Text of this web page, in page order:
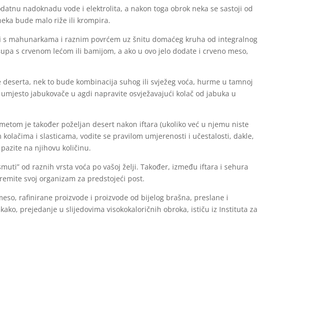
nadoknadu vode i elektrolita, a nakon toga obrok neka se sastoji od
bude malo riže ili krompira.
mahunarkama i raznim povrćem uz šnitu domaćeg kruha od integralnog
s crvenom lećom ili bamijom, a ako u ovo jelo dodate i crveno meso,
nek to bude kombinacija suhog ili svježeg voća, hurme u tamnoj
jabukovače u agdi napravite osvježavajući kolač od jabuka u
je također poželjan desert nakon iftara (ukoliko već u njemu niste
i slasticama, vodite se pravilom umjerenosti i učestalosti, dakle,
na njihovu količinu.
od raznih vrsta voća po vašoj želji. Također, između iftara i sehura
svoj organizam za predstojeći post.
rafinirane proizvode i proizvode od bijelog brašna, preslane i
prejedanje u slijedovima visokokaloričnih obroka, ističu iz Instituta za